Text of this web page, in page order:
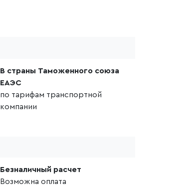
В страны Таможенного союза
ЕАЭС
по тарифам транспортной
компании
Безналичный расчет
Возможна оплата